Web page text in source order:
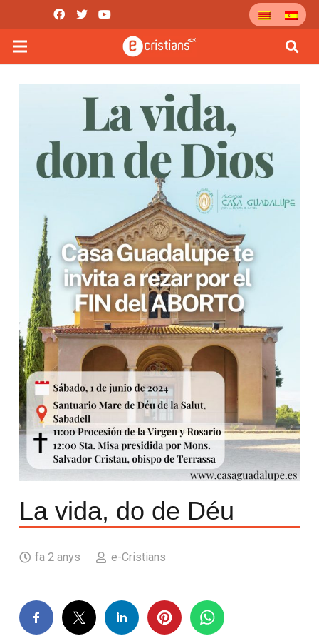
La vida, do de Déu
fa 2 anys e-Cristians